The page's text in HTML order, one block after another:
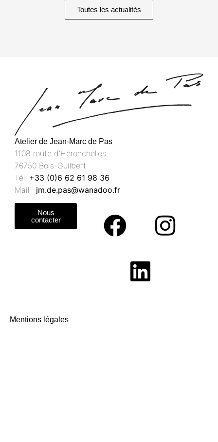
Toutes les actualités
Atelier de Jean-Marc de Pas
1108 route d’Héronchelles
76750 Bois-Guilbert
Tél. +33 (0)6 62 61 98 36
Mail : jm.de.pas@wanadoo.fr
Nous
contacter
Mentions légales